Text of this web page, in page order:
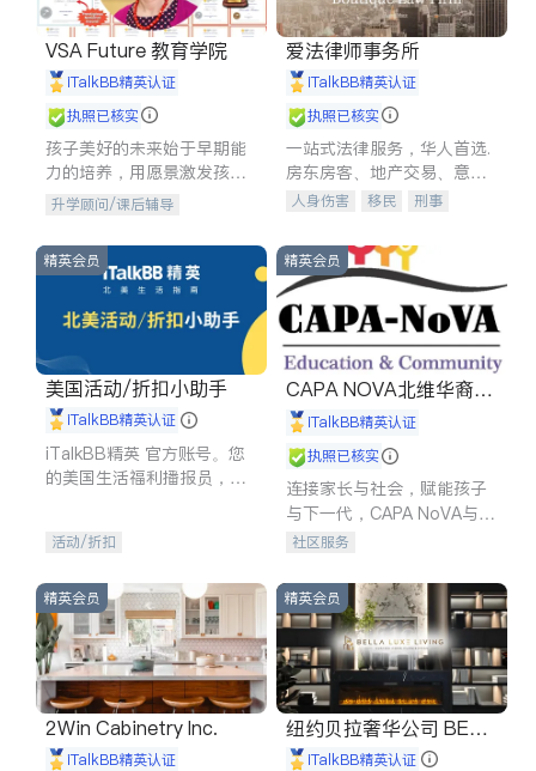
VSA Future 教育学院
iTalkBB精英认证
执照已核实
孩子美好的未来始于早期能
力的培养，用愿景激发孩子
的学习潜力和动力。理念：
拥有成长型心态是成功的基
石。
升学顾问/课后辅导
爱法律师事务所
iTalkBB精英认证
执照已核实
一站式法律服务，华人首选.
房东房客、地产交易、意外
伤害、车祸重伤、商业诉
建筑合同、刑事案件全包办
人身伤害 移民
刑事
信托/遗嘱
商业
索赔
律师-其它 保释
精英会员
美国活动/折扣小助手
iTalkBB精英认证
iTalkBB精英 官方账号。您
的美国生活福利播报员，精
专属福利。
活动/折扣
精英会员
CAPA NOVA北维华裔家
长会iTalkBB精英认证
执照已核实
连接家长与社会，赋能孩子
与下一代，CAPA NoVA与您
携手建设包容、公平、充满
社区服务
精英会员
2Win Cabinetry Inc.
iTalkBB精英认证
精英会员
纽约贝拉奢华公司 BELL
A LUXE
iTalkBB精英认证